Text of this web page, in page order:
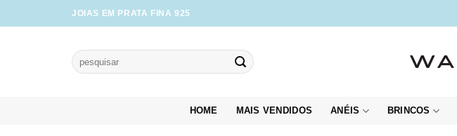
to
JOIAS EM PRATA FINA 925
Pesquisar
por:
HOME MAIS VENDIDOS ANÉIS BRINCOS